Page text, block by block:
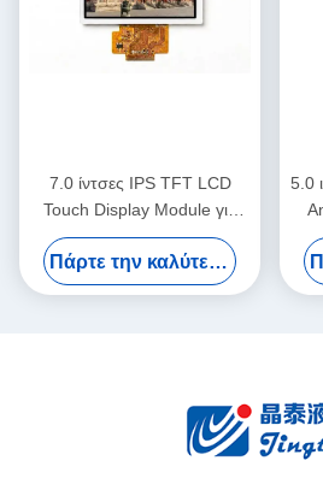
7.0 ίντσες IPS TFT LCD
Touch Display Module για
ενσωματωμένα συστήματα
αυτοματισμού γραφείου
Πάρτε την καλύτερη τιμή
5.0